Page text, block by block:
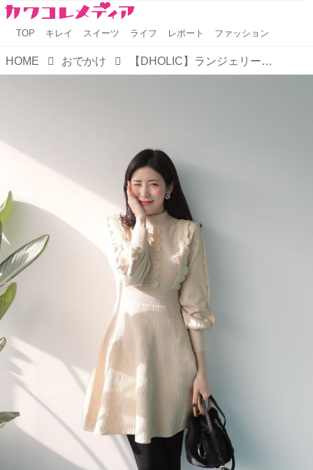
TOP キレイ スイーツ ライフ レポート ファッション
HOME おでかけ 【DHOLIC】ランジェリーやコスメまで全身準備OK♡ とびっきり可愛い"バレンタイン"コーデ！